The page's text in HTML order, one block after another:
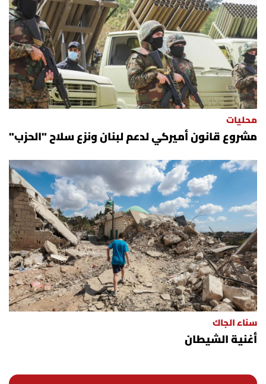
محليات
مشروع قانون أميركي لدعم لبنان ونزع سلاح "الحزب"
سناء الجاك
أغنية الشيطان